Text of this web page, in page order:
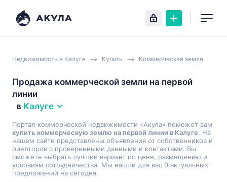
Недвижимость в Калуге Купить Коммерческая земля
Продажа коммерческой земли на первой
линии
в Калуге
Портал коммерческой недвижимости «Акула» поможет вам
купить коммерческую землю на первой линии в Калуге. На
нашем сайте представлены объявления от собственников и
риелторов с проверенными данными и контактами. Вы
сможете выбрать лучший вариант по цене, размещению и
условиям сотрудничества. Мы нашли для вас 0 актуальных
предложений на сегодня.